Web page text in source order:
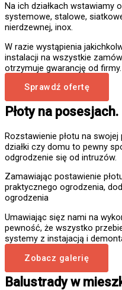
Na ich działkach wstawiamy
systemowe, stalowe,
nierdzewnej, inox.
W razie wystąpienia
instalacji na wszystkie
otrzymuje gwarancję od firmy.
Sprawdź ofertę
Płoty na posesjach.
Rozstawienie płotu na
działki czy domu to pewny
odgrodzenie się od intruzów.
Zamawiając postawienie
praktycznego ogrodzenia,
ogrodzenia
Umawiając sięz nami na
pewność, że wszystko
systemy z instajacją i
Zobacz galerię
Balustrady w